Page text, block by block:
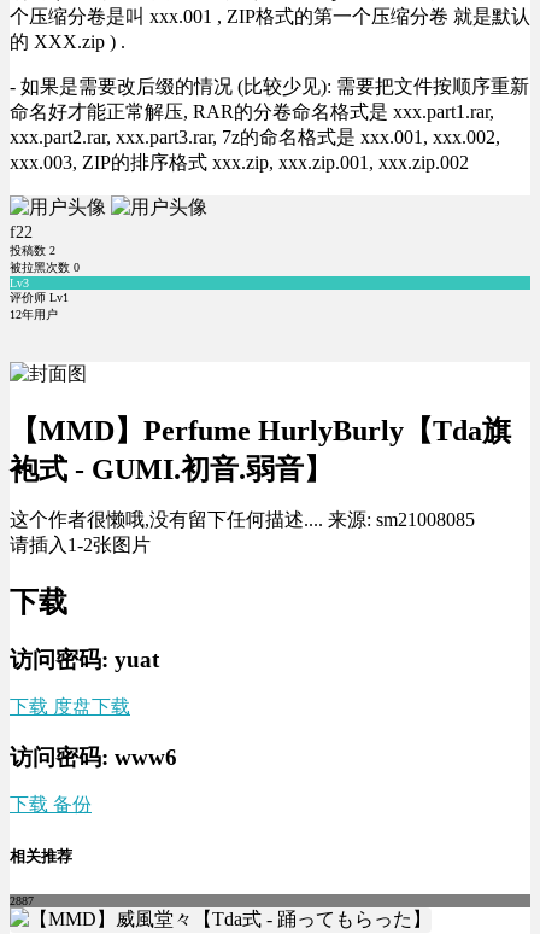
个压缩分卷是叫 xxx.001 , ZIP格式的第一个压缩分卷 就是默认
的 XXX.zip ) .
- 如果是需要改后缀的情况 (比较少见): 需要把文件按顺序重新
命名好才能正常解压, RAR的分卷命名格式是 xxx.part1.rar,
xxx.part2.rar, xxx.part3.rar, 7z的命名格式是 xxx.001, xxx.002,
xxx.003, ZIP的排序格式 xxx.zip, xxx.zip.001, xxx.zip.002
f22
投稿数 2
被拉黑次数 0
Lv3
评价师 Lv1
12年用户
【MMD】Perfume HurlyBurly【Tda旗
袍式 - GUMI.初音.弱音】
这个作者很懒哦,没有留下任何描述.... 来源: sm21008085
请插入1-2张图片
下载
访问密码: yuat
下载 度盘下载
访问密码: www6
下载 备份
相关推荐
2887